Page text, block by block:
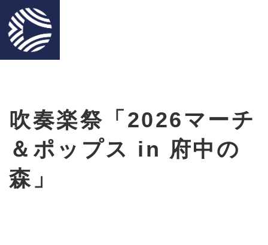
吹奏楽祭「2026マーチ
＆ポップス in 府中の
森」